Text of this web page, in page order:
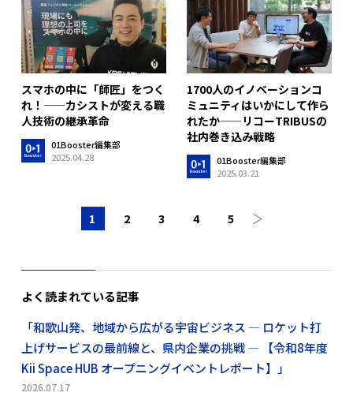
スマホの中に「師匠」をつく
れ！——カシストが変える職
人技術の継承革命
01Booster編集部
2025.04.28
1700人のイノベーションコ
ミュニティはいかにして作ら
れたか——リコーTRIBUSの
社内巻き込み戦略
01Booster編集部
2025.03.21
1 2 3 4 5
よく読まれている記事
「和歌山発、地域から広がる宇宙ビジネス ― ロケット打
上げサービスの最前線と、県内企業の挑戦 ― 【令和8年度
Kii Space HUB オープニングイベントレポート】」
2026.07.17